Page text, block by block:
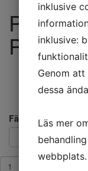
Poly
Pink
Färg
inklusive
inklusive:
Genom
dessa
Läs mer
webbplats.